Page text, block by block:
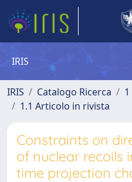
IRIS
IRIS Catalogo Ricerca
1.1 Articolo in rivista
Constraints on
of nuclear recoils
time projection